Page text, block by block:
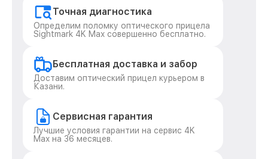
Точная диагностика
Определим поломку оптического прицела
Sightmark 4K Max совершенно бесплатно.
Бесплатная доставка и забор
Доставим оптический прицел курьером в
Казани.
Сервисная гарантия
Лучшие условия гарантии на сервис 4K
Max на 36 месяцев.